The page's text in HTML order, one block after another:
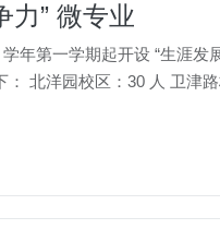
力” 微专业
年第一学期起开设 “生涯
2.3. 修读要